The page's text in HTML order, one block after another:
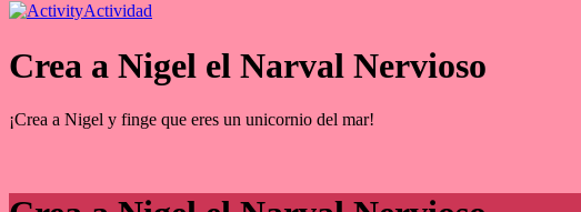
Actividad
Crea a Nigel el Narval Nervioso
¡Crea a Nigel y finge que eres un unicornio del mar!